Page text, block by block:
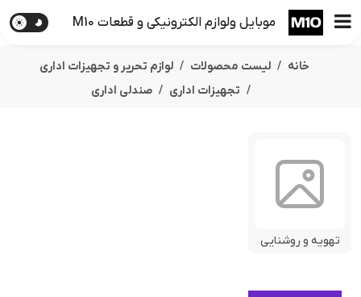
موبایل ولوازم الکترونیکی و قطعات M10
خانه لیست محصولات
لوازم تحریر و تجهیزات اداری
تجهیزات اداری
صندلی اداری
تهویه و روشنایی